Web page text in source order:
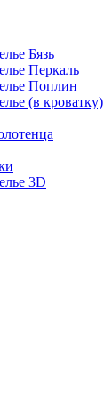
Бязь
Перкаль
Поплин
(в кроватку)
3D